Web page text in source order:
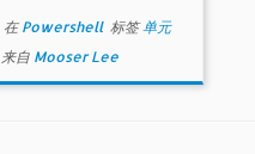
在 Powershell 标签单元
来自 Mooser Lee